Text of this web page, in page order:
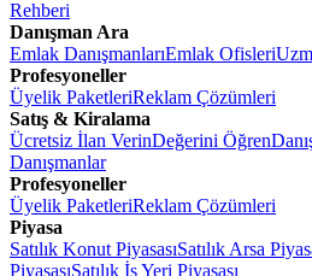
Rehberi
Danışman Ara
Emlak DanışmanlarıEmlak Ofisleri
Profesyoneller
Üyelik PaketleriReklam Çözümleri
Satış & Kiralama
Ücretsiz İlan VerinDeğerini Öğren
Danışmanlar
Profesyoneller
Üyelik PaketleriReklam Çözümleri
Piyasa
Satılık Konut PiyasasıSatılık Arsa
PiyasasıSatılık İş Yeri Piyasası